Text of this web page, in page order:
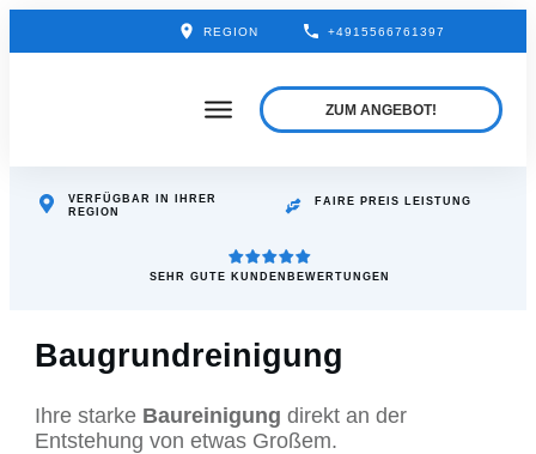
REGION +4915566761397
ZUM ANGEBOT!
VERFÜGBAR IN
IHRER
REGION
FAIRE PREIS LEISTUNG
SEHR GUTE KUNDENBEWERTUNGEN
Baugrundreinigung
Ihre starke Baureinigung direkt an der
Entstehung von etwas Großem.